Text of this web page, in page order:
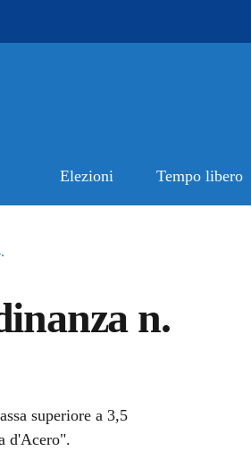
Elezioni Tempo libero
n.
superiore a 3,5
d'Acero".